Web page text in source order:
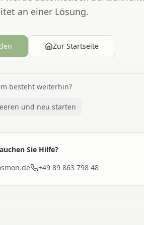
an einer Lösung.
Zur Startseite
besteht weiterhin?
und neu starten
Sie Hilfe?
+49 89 863 798 48